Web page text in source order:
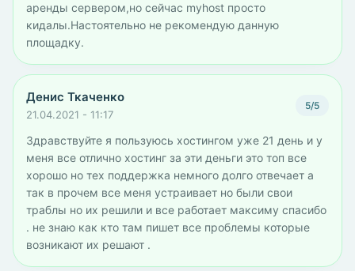
аренды сервером,но сейчас myhost просто
кидалы.Настоятельно не рекомендую данную
площадку.
Денис Ткаченко
21.04.2021 - 11:17
5/5
Здравствуйте я пользуюсь хостингом уже 21 день и у
меня все отлично хостинг за эти деньги это топ все
хорошо но тех поддержка немного долго отвечает а
так в прочем все меня устраивает но были свои
траблы но их решили и все работает максиму спасибо
. не знаю как кто там пишет все проблемы которые
возникают их решают .